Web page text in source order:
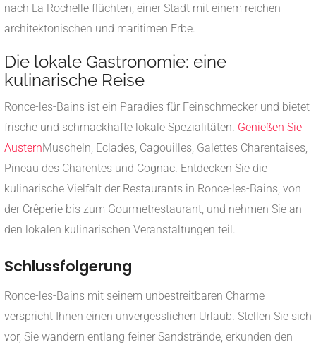
nach La Rochelle flüchten, einer Stadt mit einem reichen
architektonischen und maritimen Erbe.
Die lokale Gastronomie: eine
kulinarische Reise
Ronce-les-Bains ist ein Paradies für Feinschmecker und bietet
frische und schmackhafte lokale Spezialitäten. Genießen Sie
AusternMuscheln, Eclades, Cagouilles, Galettes Charentaises,
Pineau des Charentes und Cognac. Entdecken Sie die
kulinarische Vielfalt der Restaurants in Ronce-les-Bains, von
der Crêperie bis zum Gourmetrestaurant, und nehmen Sie an
den lokalen kulinarischen Veranstaltungen teil.
Schlussfolgerung
Ronce-les-Bains mit seinem unbestreitbaren Charme
verspricht Ihnen einen unvergesslichen Urlaub. Stellen Sie sich
vor, Sie wandern entlang feiner Sandstrände, erkunden den